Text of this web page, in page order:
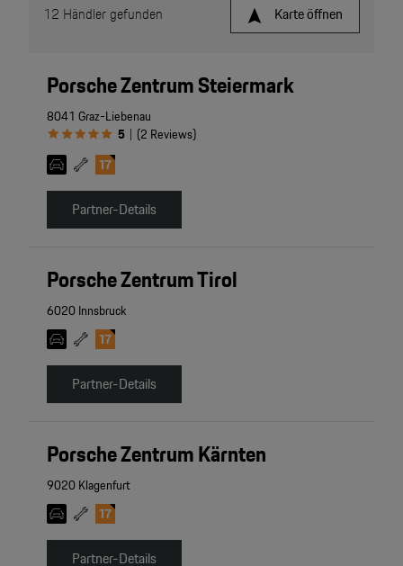
Karte öffnen
12 Händler gefunden
Porsche Zentrum Steiermark
8041 Graz-Liebenau
5 | (2 Reviews)
Partner-Details
Porsche Zentrum Tirol
6020 Innsbruck
Partner-Details
Porsche Zentrum Kärnten
9020 Klagenfurt
Partner-Details